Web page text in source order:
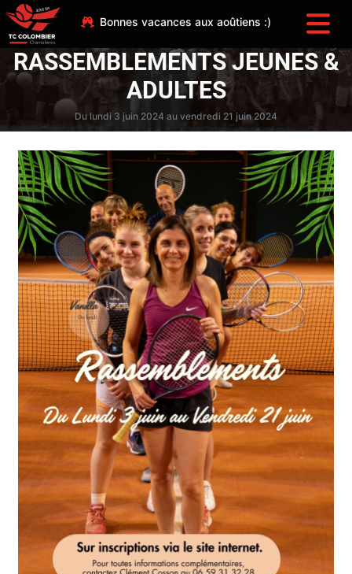
Bonnes vacances aux aoûtiens :)
RASSEMBLEMENTS JEUNES &
ADULTES
Du lundi 3 juin 2024 au vendredi 21 juin 2024